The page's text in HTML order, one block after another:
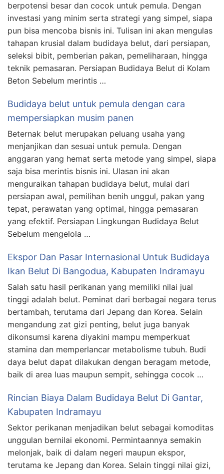
berpotensi besar dan cocok untuk pemula. Dengan
investasi yang minim serta strategi yang simpel, siapa
pun bisa mencoba bisnis ini. Tulisan ini akan mengulas
tahapan krusial dalam budidaya belut, dari persiapan,
seleksi bibit, pemberian pakan, pemeliharaan, hingga
teknik pemasaran. Persiapan Budidaya Belut di Kolam
Beton Sebelum merintis …
Budidaya belut untuk pemula dengan cara
mempersiapkan musim panen
Beternak belut merupakan peluang usaha yang
menjanjikan dan sesuai untuk pemula. Dengan
anggaran yang hemat serta metode yang simpel, siapa
saja bisa merintis bisnis ini. Ulasan ini akan
menguraikan tahapan budidaya belut, mulai dari
persiapan awal, pemilihan benih unggul, pakan yang
tepat, perawatan yang optimal, hingga pemasaran
yang efektif. Persiapan Lingkungan Budidaya Belut
Sebelum mengelola …
Ekspor Dan Pasar Internasional Untuk Budidaya
Ikan Belut Di Bangodua, Kabupaten Indramayu
Salah satu hasil perikanan yang memiliki nilai jual
tinggi adalah belut. Peminat dari berbagai negara terus
bertambah, terutama dari Jepang dan Korea. Selain
mengandung zat gizi penting, belut juga banyak
dikonsumsi karena diyakini mampu memperkuat
stamina dan memperlancar metabolisme tubuh. Budi
daya belut dapat dilakukan dengan beragam metode,
baik di area luas maupun sempit, sehingga cocok …
Rincian Biaya Dalam Budidaya Belut Di Gantar,
Kabupaten Indramayu
Sektor perikanan menjadikan belut sebagai komoditas
unggulan bernilai ekonomi. Permintaannya semakin
melonjak, baik di dalam negeri maupun ekspor,
terutama ke Jepang dan Korea. Selain tinggi nilai gizi,